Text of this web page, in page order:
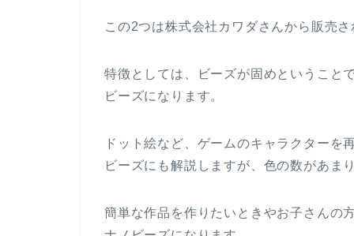
この2つは株式会社カワダさんから販売
特徴としては、ビーズが固めということ
ビーズになります。
ドット絵など、ゲームのキャラクターを
ビーズにも解説しますが、色の数があま
簡単な作品を作りたいときやお子さんの